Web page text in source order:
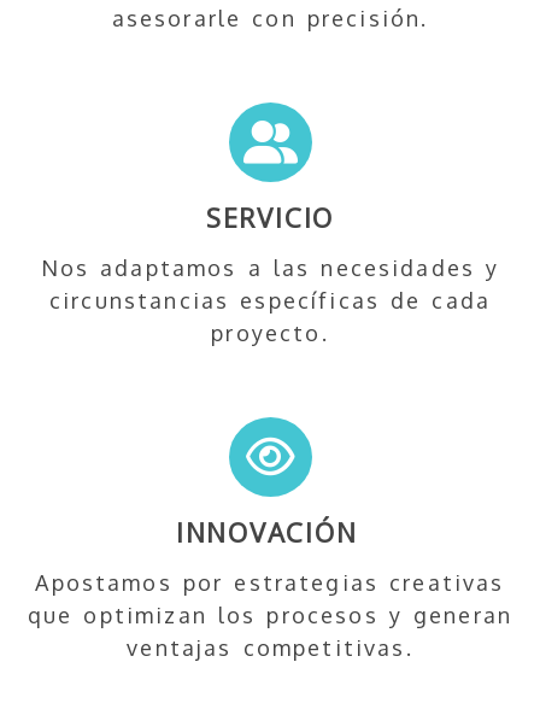
asesorarle con precisión.
SERVICIO
Nos adaptamos a las necesidades y
circunstancias específicas de cada
proyecto.
INNOVACIÓN
Apostamos por estrategias creativas
que optimizan los procesos y generan
ventajas competitivas.